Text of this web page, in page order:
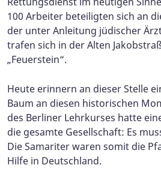
100 Arbeiter beteiligten sich an
der unter Anleitung jüdischer
trafen sich in der Alten
„Feuerstein“.
Heute erinnern an dieser Stelle
Baum an diesen historischen
des Berliner Lehrkurses hatte
die gesamte Gesellschaft: Es
Die Samariter waren somit die
Hilfe in Deutschland.